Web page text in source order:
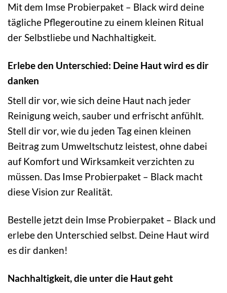
Mit dem Imse Probierpaket – Black wird deine
tägliche Pflegeroutine zu einem kleinen Ritual
der Selbstliebe und Nachhaltigkeit.
Erlebe den Unterschied: Deine Haut wird es dir
danken
Stell dir vor, wie sich deine Haut nach jeder
Reinigung weich, sauber und erfrischt anfühlt.
Stell dir vor, wie du jeden Tag einen kleinen
Beitrag zum Umweltschutz leistest, ohne dabei
auf Komfort und Wirksamkeit verzichten zu
müssen. Das Imse Probierpaket – Black macht
diese Vision zur Realität.
Bestelle jetzt dein Imse Probierpaket – Black und
erlebe den Unterschied selbst. Deine Haut wird
es dir danken!
Nachhaltigkeit, die unter die Haut geht